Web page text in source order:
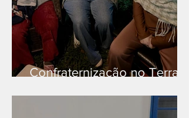
Confraternização no Terra